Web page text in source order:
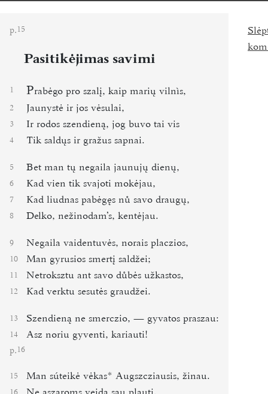
p.15
Pasitikėjimas savimi
1 Prabėgo pro szalį, kaip marių vilnìs,
2 Jaunystė ir jos vėsulai,
3 Ir rodos szendieną, jog buvo tai vis
4 Tik saldųs ir gražus sapnai.
5 Bet man tų negaila jaunujų dienų,
6 Kad vien tik svajoti mokėjau,
7 Kad liudnas pabėgęs nů savo draugų,
8 Delko, nežinodamʼs, kentėjau.
9 Negaila vaidentuvės, norais placzios,
10 Man gyrusios smertį saldžei;
11 Netroksztu ant savo důbės užkastos,
12 Kad verktu sesutės graudžei.
13 Szendieną ne smerczio, ― gyvatos praszau:
14 Asz noriu gyventi, kariauti!
p.16
15 Man súteikė vėkas* Augszcziausis, žinau.